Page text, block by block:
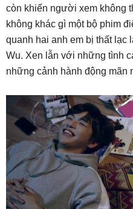
còn khiến người xem không
không khác gì một bộ phim
quanh hai anh em bị thất lạc
Wu. Xen lẫn với những tình
những cảnh hành động mãn